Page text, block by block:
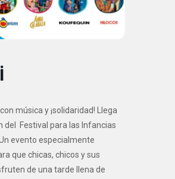
música y ¡solidaridad! Llega
del Festival para las Infancias
Un evento especialmente
que chicas, chicos y sus
de una tarde llena de